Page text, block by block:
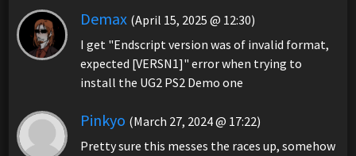
Demax (April 15, 2025 @ 12:30)
I get "Endscript version was of invalid format,
expected [VERSN1]" error when trying to
install the UG2 PS2 Demo one
Pinkyo (March 27, 2024 @ 17:22)
Pretty sure this messes the races up, somehow